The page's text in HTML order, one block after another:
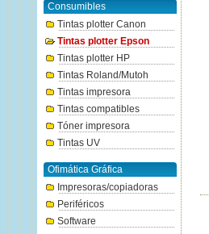
Consumibles
Tintas plotter Canon
Tintas plotter Epson
Tintas plotter HP
Tintas Roland/Mutoh
Tintas impresora
Tintas compatibles
Tóner impresora
Tintas UV
Ofimática Gráfica
Impresoras/copiadoras
Periféricos
Software